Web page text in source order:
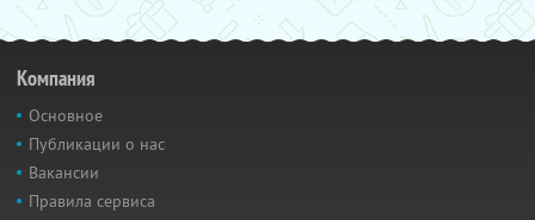
Компания
Основное
Публикации о нас
Вакансии
Правила сервиса